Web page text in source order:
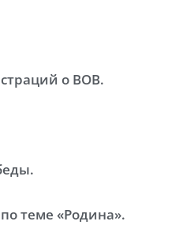
о ВОВ.
теме «Родина».